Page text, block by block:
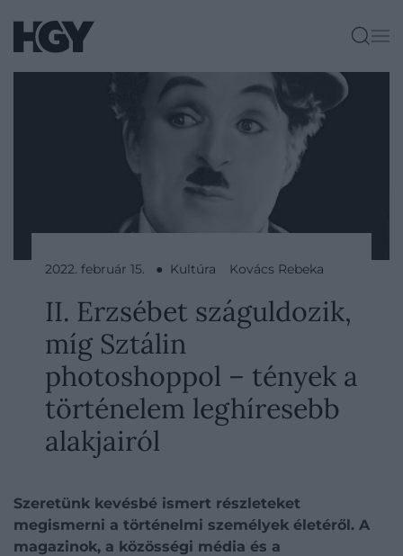
2022. február 15. ● Kultúra Kovács Rebeka
II. Erzsébet száguldozik,
míg Sztálin
photoshoppol – tények a
történelem leghíresebb
alakjairól
Szeretünk kevésbé ismert részleteket
megismerni a történelmi személyek életéről. A
magazinok, a közösségi média és a